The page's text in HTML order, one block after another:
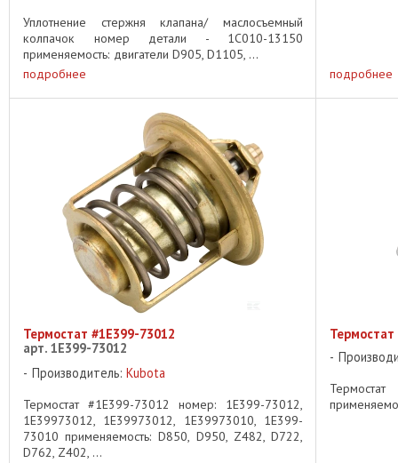
Уплотнение стержня клапана/ маслосъемный
колпачок номер детали - 1C010-13150
применяемость: двигатели D905, D1105, ...
подробнее
подробнее
Термостат #1E399-73012
арт. 1E399-73012
Производитель: Kubota
Термостат #1E399-73012 номер: 1E399-73012,
1E39973012, 1E39973012, 1E39973010, 1E399-
73010 применяемость: D850, D950, Z482, D722,
D762, Z402, ...